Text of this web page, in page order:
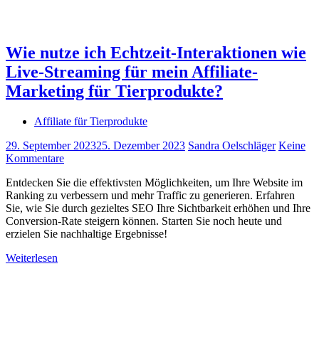
Wie nutze ich Echtzeit-Interaktionen wie
Live-Streaming für mein Affiliate-
Marketing für Tierprodukte?
Affiliate für Tierprodukte
29. September 202325. Dezember 2023 Sandra Oelschläger Keine
Kommentare
Entdecken Sie die effektivsten Möglichkeiten, um Ihre Website im
Ranking zu verbessern und mehr Traffic zu generieren. Erfahren
Sie, wie Sie durch gezieltes SEO Ihre Sichtbarkeit erhöhen und Ihre
Conversion-Rate steigern können. Starten Sie noch heute und
erzielen Sie nachhaltige Ergebnisse!
Weiterlesen